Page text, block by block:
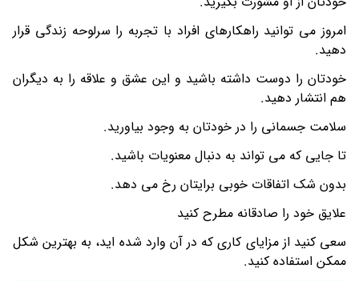
امروز می توانید راهکارهای افراد با تجربه را سرلوحه زندگی قرار
دهید.
خودتان را دوست داشته باشید و این عشق و علاقه را به دیگران
هم انتشار دهید.
سلامت جسمانی را در خودتان به وجود بیاورید.
تا جایی که می تواند به دنبال معنویات باشید.
بدون شک اتفاقات خوبی برایتان رخ می دهد.
علایق خود را صادقانه مطرح کنید
سعی کنید از مزایای کاری که در آن وارد شده اید، به بهترین شکل
ممکن استفاده کنید.